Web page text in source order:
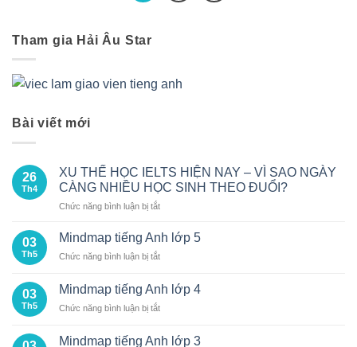
Tham gia Hải Âu Star
Bài viết mới
26
Th4
XU THẾ HỌC IELTS HIỆN NAY – VÌ SAO NGÀY
CÀNG NHIỀU HỌC SINH THEO ĐUỔI?
Chức năng bình luận bị tắtở
THẾ
IELTS
NAY
VÌ
NGÀY
03
Th5
Mindmap tiếng Anh lớp 5
Chức năng bình luận bị tắtở
tiếng
Anh
lớp
03
Th5
Mindmap tiếng Anh lớp 4
Chức năng bình luận bị tắtở
tiếng
Mindmap tiếng Anh lớp 3